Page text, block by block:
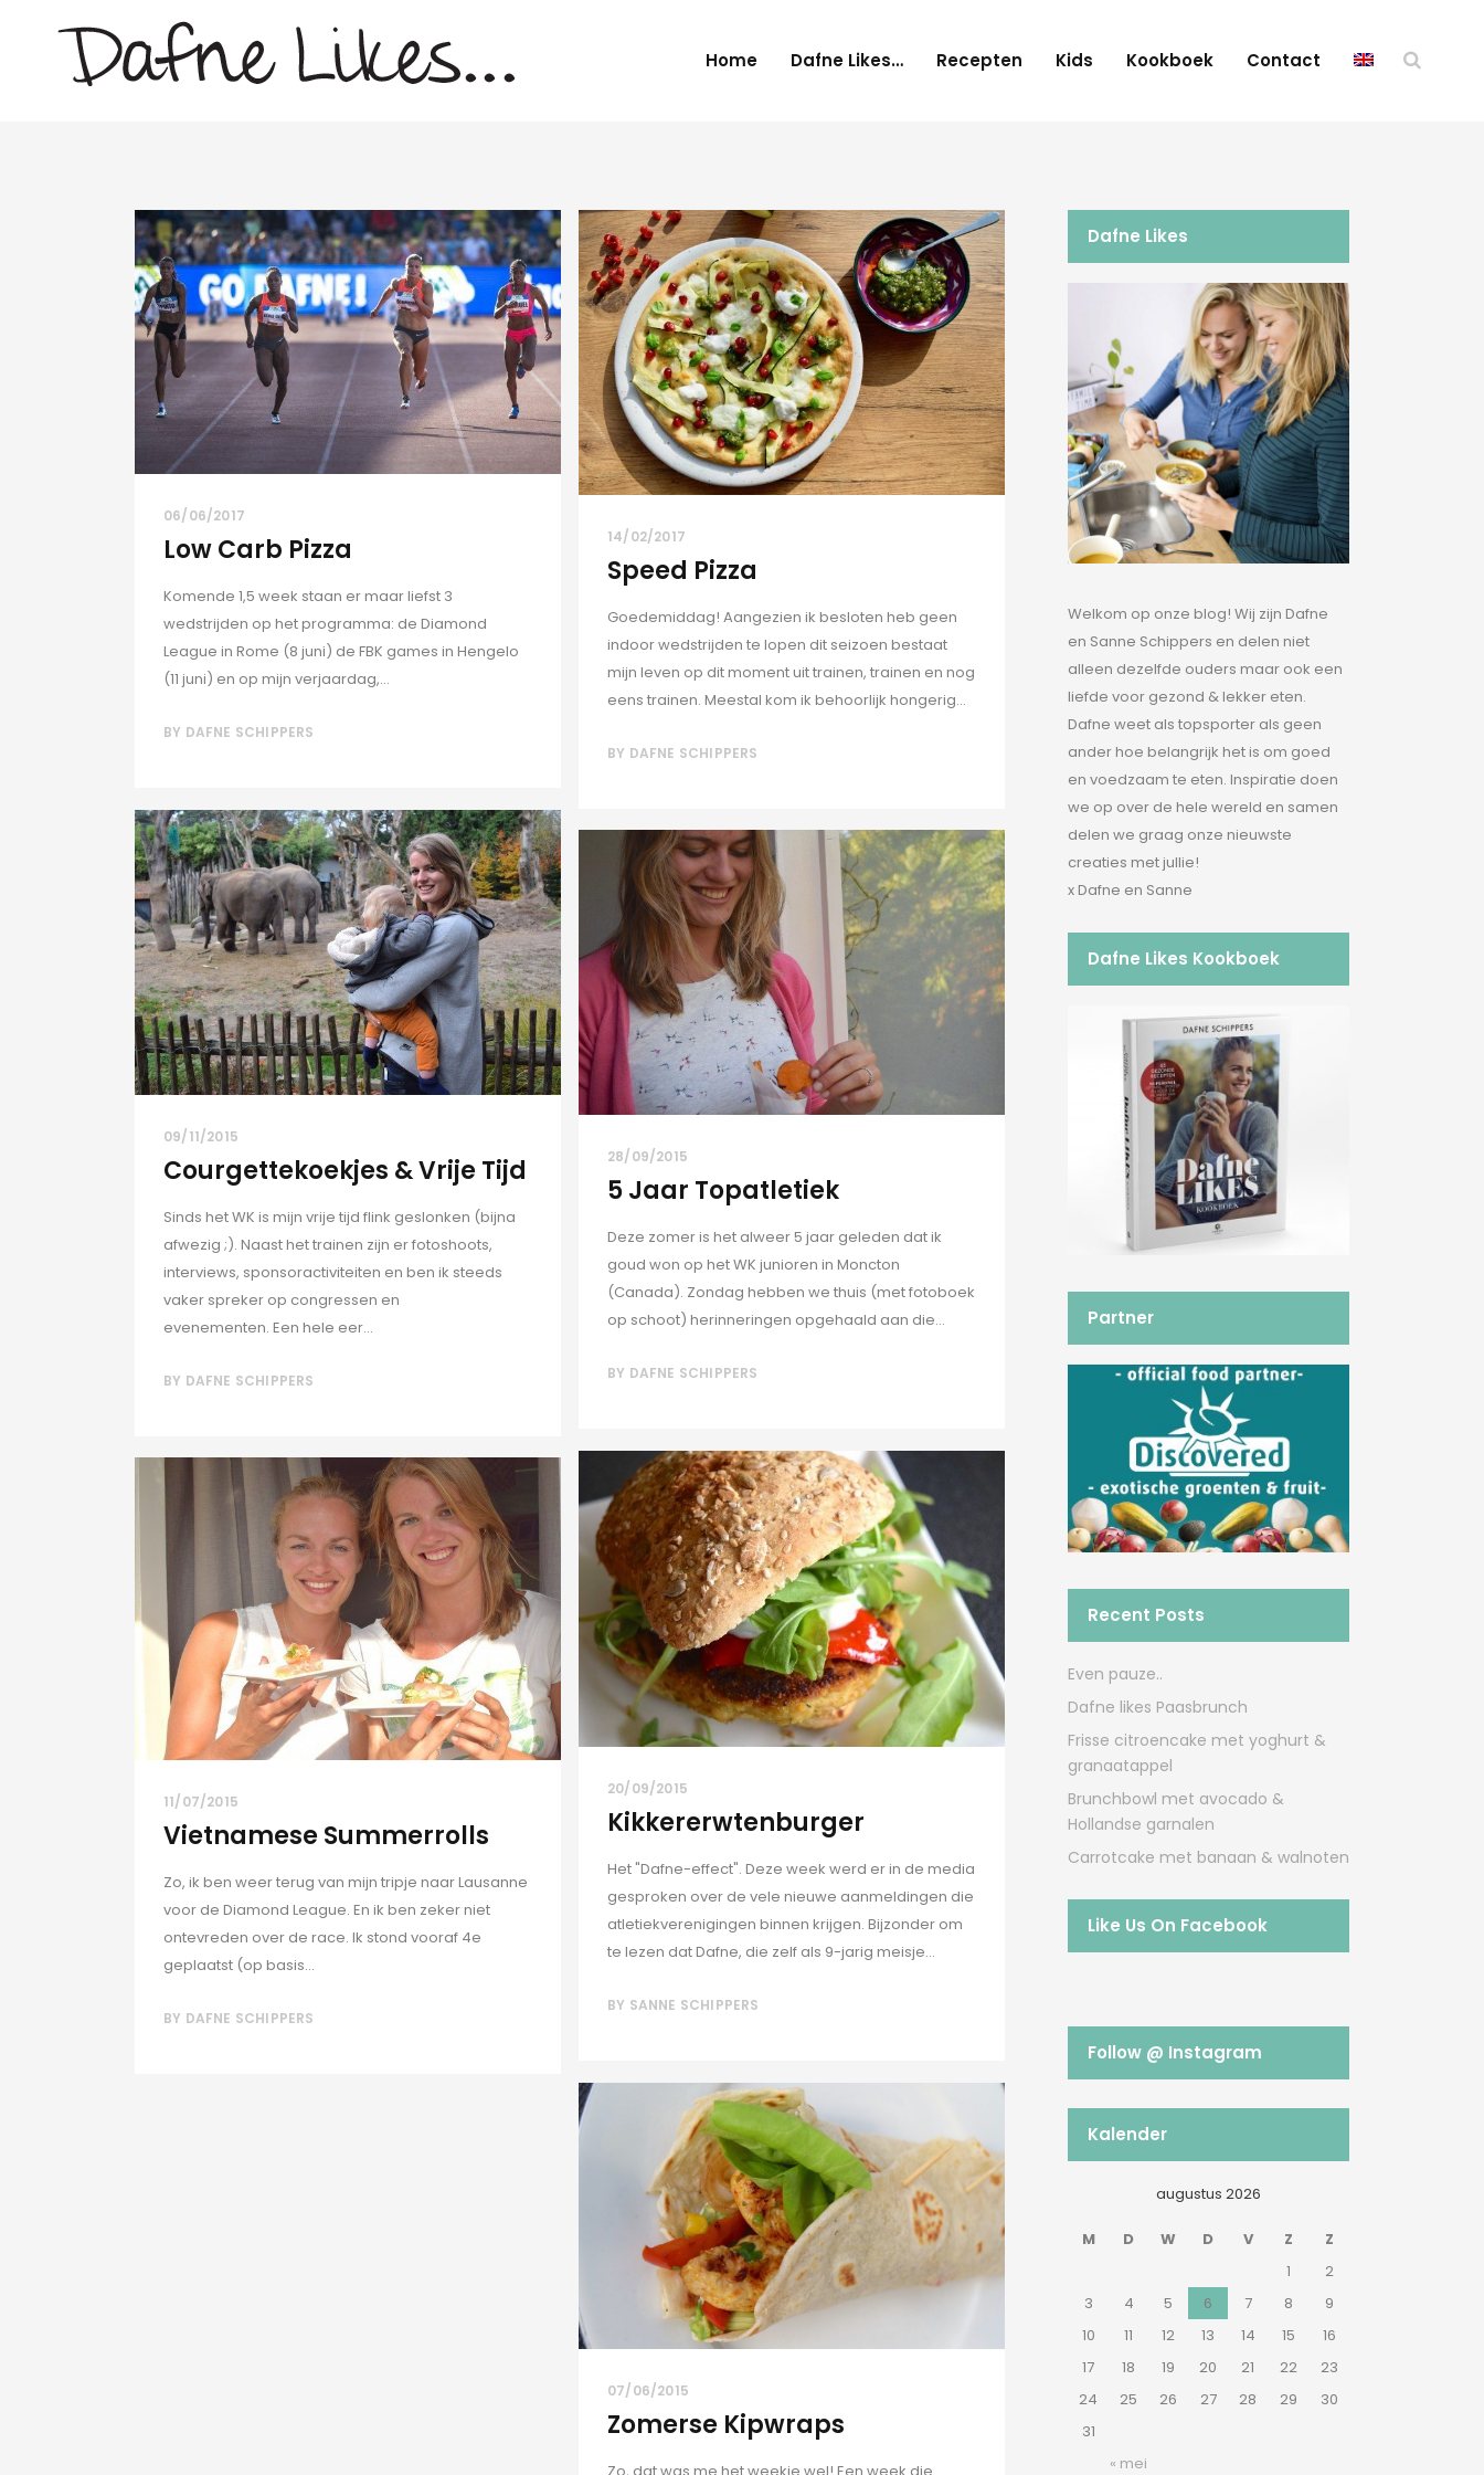
Home Dafne Likes… Recepten Kids Kookboek Contact
06/06/2017
Low Carb Pizza
Komende 1,5 week staan er maar liefst 3
wedstrijden op het programma: de Diamond
League in Rome (8 juni) de FBK games in Hengelo
(11 juni) en op mijn verjaardag,...
BY DAFNE SCHIPPERS
14/02/2017
Speed Pizza
Goedemiddag! Aangezien ik besloten heb geen
indoor wedstrijden te lopen dit seizoen bestaat
mijn leven op dit moment uit trainen, trainen en nog
eens trainen. Meestal kom ik behoorlijk hongerig...
BY DAFNE SCHIPPERS
09/11/2015
Courgettekoekjes & Vrije Tijd
Sinds het WK is mijn vrije tijd flink geslonken (bijna
afwezig ;). Naast het trainen zijn er fotoshoots,
interviews, sponsoractiviteiten en ben ik steeds
vaker spreker op congressen en
evenementen. Een hele eer...
BY DAFNE SCHIPPERS
28/09/2015
5 Jaar Topatletiek
Deze zomer is het alweer 5 jaar geleden dat ik
goud won op het WK junioren in Moncton
(Canada). Zondag hebben we thuis (met fotoboek
op schoot) herinneringen opgehaald aan die...
BY DAFNE SCHIPPERS
20/09/2015
Kikkererwtenburger
Het "Dafne-effect". Deze week werd er in de media
gesproken over de vele nieuwe aanmeldingen die
atletiekverenigingen binnen krijgen. Bijzonder om
te lezen dat Dafne, die zelf als 9-jarig meisje...
BY SANNE SCHIPPERS
11/07/2015
Vietnamese Summerrolls
Zo, ik ben weer terug van mijn tripje naar Lausanne
voor de Diamond League. En ik ben zeker niet
ontevreden over de race. Ik stond vooraf 4e
geplaatst (op basis...
BY DAFNE SCHIPPERS
07/06/2015
Zomerse Kipwraps
Dafne Likes
Welkom op onze blog! Wij zijn Dafne
en Sanne Schippers en delen niet
alleen dezelfde ouders maar ook een
liefde voor gezond & lekker eten.
Dafne weet als topsporter als geen
ander hoe belangrijk het is om goed
en voedzaam te eten. Inspiratie doen
we op over de hele wereld en samen
delen we graag onze nieuwste
creaties met jullie!
x Dafne en Sanne
Dafne Likes Kookboek
Partner
Recent Posts
Even pauze..
Dafne likes Paasbrunch
Frisse citroencake met yoghurt &
granaatappel
Brunchbowl met avocado &
Hollandse garnalen
Carrotcake met banaan & walnoten
Like Us On Facebook
Follow @ Instagram
Kalender
augustus 2026
M D W D V Z Z
« mei
1
2
3
4 5 6 7 8
9
10
11 12 13 14 15
16
17
18 19 20 21 22
23
24
25 26 27 28 29
30
31